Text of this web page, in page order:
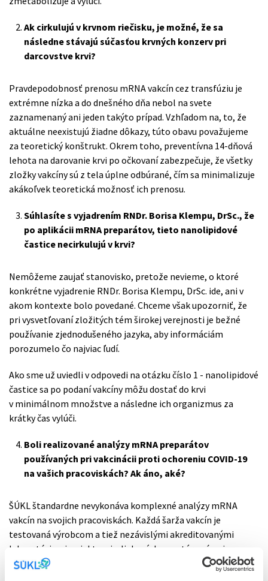
Ak cirkulujú v krvnom riečisku, je možné, že sa
následne stávajú súčasťou krvných konzerv pri
darcovstve krvi?
Pravdepodobnosť prenosu mRNA vakcín cez transfúziu je
extrémne nízka a do dnešného dňa nebol na svete
zaznamenaný ani jeden takýto prípad. Vzhľadom na, to, že
aktuálne neexistujú žiadne dôkazy, túto obavu považujeme
za teoretický konštrukt. Okrem toho, preventívna 14-dňová
lehota na darovanie krvi po očkovaní zabezpečuje, že všetky
zložky vakcíny sú z tela úplne odbúrané, čím sa minimalizuje
akákoľvek teoretická možnosť ich prenosu.
Súhlasíte s vyjadrením RNDr. Borisa Klempu, DrSc., že
po aplikácii mRNA preparátov, tieto nanolipidové
častice necirkulujú v krvi?
Nemôžeme zaujať stanovisko, pretože nevieme, o ktoré
konkrétne vyjadrenie RNDr. Borisa Klempu, DrSc. ide, ani v
akom kontexte bolo povedané. Chceme však upozorniť, že
pri vysvetľovaní zložitých tém širokej verejnosti je bežné
používanie zjednodušeného jazyka, aby informáciám
porozumelo čo najviac ľudí.
Ako sme už uviedli v odpovedi na otázku číslo 1 - nanolipidové
častice sa po podaní vakcíny môžu dostať do krvi
v minimálnom množstve a následne ich organizmus za
krátky čas vylúči.
Boli realizované analýzy mRNA preparátov
používaných pri vakcinácii proti ochoreniu COVID-19
na vašich pracoviskách? Ak áno, aké?
ŠÚKL štandardne nevykonáva komplexné analýzy mRNA
vakcín na svojich pracoviskách. Každá šarža vakcín je
testovaná výrobcom a tiež nezávislými akreditovanými
laboratóriami v niektorej z liekových agentúr v rámci
Európskej únie. Tieto výsledky sú platné v rámci celej EÚ